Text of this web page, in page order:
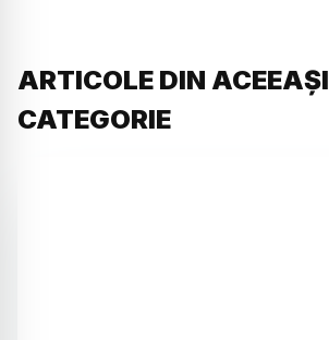
ARTICOLE DIN ACEEAȘI
CATEGORIE